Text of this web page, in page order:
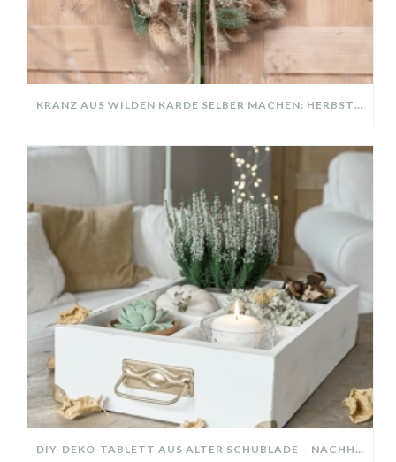
KRANZ AUS WILDEN KARDE SELBER MACHEN: HERBSTDEKO GANZ EINFACH
DIY-DEKO-TABLETT AUS ALTER SCHUBLADE – NACHHALTIGE HERBSTDEKO SELBER MACHEN!